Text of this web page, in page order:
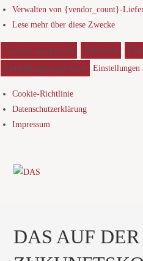
Verwalten von {vendor_count}-
Lese mehr über diese Zwecke
Cookies akzeptieren Ablehnen
Einstellungen speichern
Einstellungen
Cookie-Richtlinie
Datenschutzerklärung
Impressum
DAS AUF DER